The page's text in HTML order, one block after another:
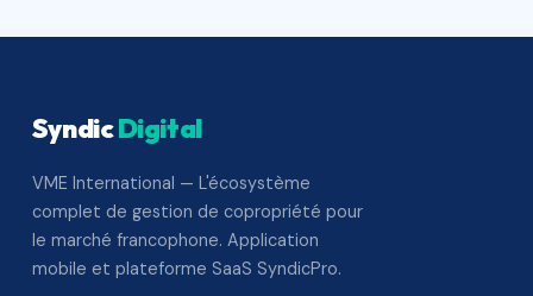
SyndicDigital
VME International — L'écosystème
complet de gestion de copropriété pour
le marché francophone. Application
mobile et plateforme SaaS SyndicPro.